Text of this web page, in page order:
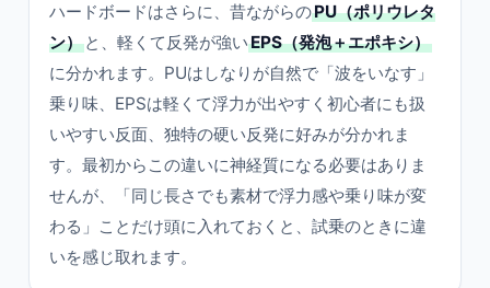
ハードボードはさらに、昔ながらのPU（ポリウレタ
ン） と、軽くて反発が強いEPS（発泡＋エポキシ）
に分かれます。PUはしなりが自然で「波をいなす」
乗り味、EPSは軽くて浮力が出やすく初心者にも扱
いやすい反面、独特の硬い反発に好みが分かれま
す。最初からこの違いに神経質になる必要はありま
せんが、「同じ長さでも素材で浮力感や乗り味が変
わる」ことだけ頭に入れておくと、試乗のときに違
いを感じ取れます。